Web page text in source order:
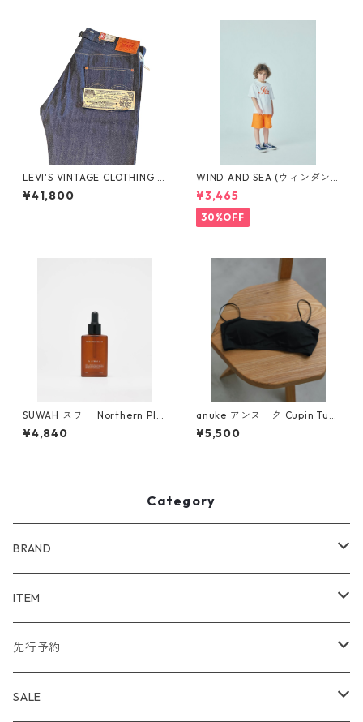
LEVI'S VINTAGE CLOTHING 1
922 501XX RIGID A441000
03 リジッド セルビッジデニ
¥41,800
WIND AND SEA (ウィンダン
シー)SMOOTHY x WDS Child
S/S tee(WHITE)WDS-C-SMT
-25-Q4-02
¥3,465
30%OFF
SUWAH スワー ️Northern Pla
cen Mayu Oil
¥4,840
anuke アンヌーク Cupin Tub
e Bratop (BLK) 62510625
¥5,500
Category
BRAND
WIND AND SEA
アウター
トップス
NAISSANCE
アウター
bal
ITEM
アウター
トップス
先行予約
TODAYFUL 2020 SUMMER
SALE